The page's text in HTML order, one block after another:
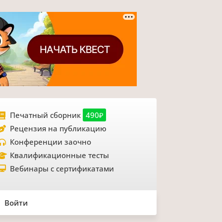
Печатный сборник 490₽
Рецензия на публикацию
Конференции заочно
Квалификационные тесты
Вебинары с сертификатами
Войти